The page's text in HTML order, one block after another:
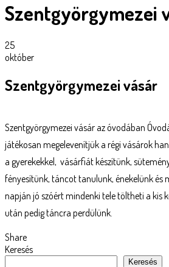
Szentgyörgymezei
25
október
Szentgyörgymezei vásár
Szentgyörgymezei vásár az óvodában
játékosan megelevenítjük a régi vásárok
a gyerekekkel, vásárfiát készítünk,
fényesítünk, táncot tanulunk, énekelünk és
napján jó szóért mindenki tele töltheti a kis
után pedig táncra perdülünk.
Share
Keresés
Keresés